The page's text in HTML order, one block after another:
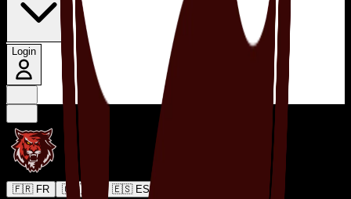
Login
🇫🇷 FR 🇬🇧 EN 🇪🇸 ES